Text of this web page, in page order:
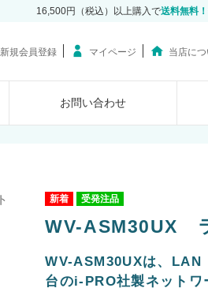
16,500円（税込）以上購入で送料無料！
新規会員登録 マイページ 当店に
お問い合わせ
受発注品
WV-ASM30UX
WV-ASM30UXは、LAN
台のi-PRO社製ネット